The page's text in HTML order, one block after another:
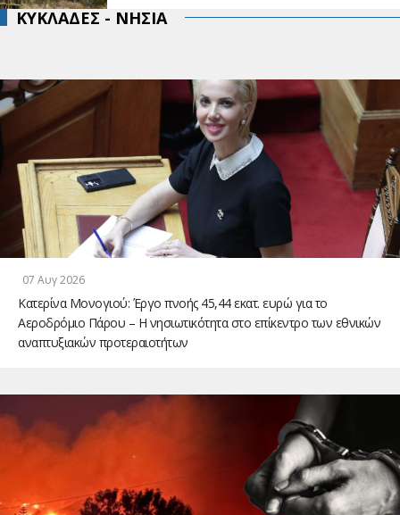
ΚΥΚΛΑΔΕΣ - ΝΗΣΙΑ
07 Αυγ 2026
Κατερίνα Μονογιού: Έργο πνοής 45,44 εκατ. ευρώ για το
Αεροδρόμιο Πάρου – Η νησιωτικότητα στο επίκεντρο των εθνικών
αναπτυξιακών προτεραιοτήτων